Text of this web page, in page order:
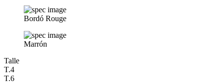
Bordó Rouge
Marrón
Talle
T.4
T.6